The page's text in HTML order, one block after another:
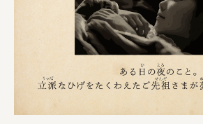
ourselves
一般財団法人 伝統的工芸品産業振
株式会社池田泉州銀行
岡野バルブ製造株式会社